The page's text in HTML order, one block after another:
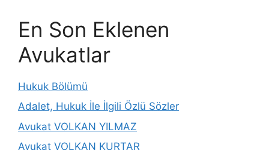
En Son Eklenen
Avukatlar
Hukuk Bölümü
Adalet, Hukuk İle İlgili Özlü Sözler
Avukat VOLKAN YILMAZ
Avukat VOLKAN KURTAR